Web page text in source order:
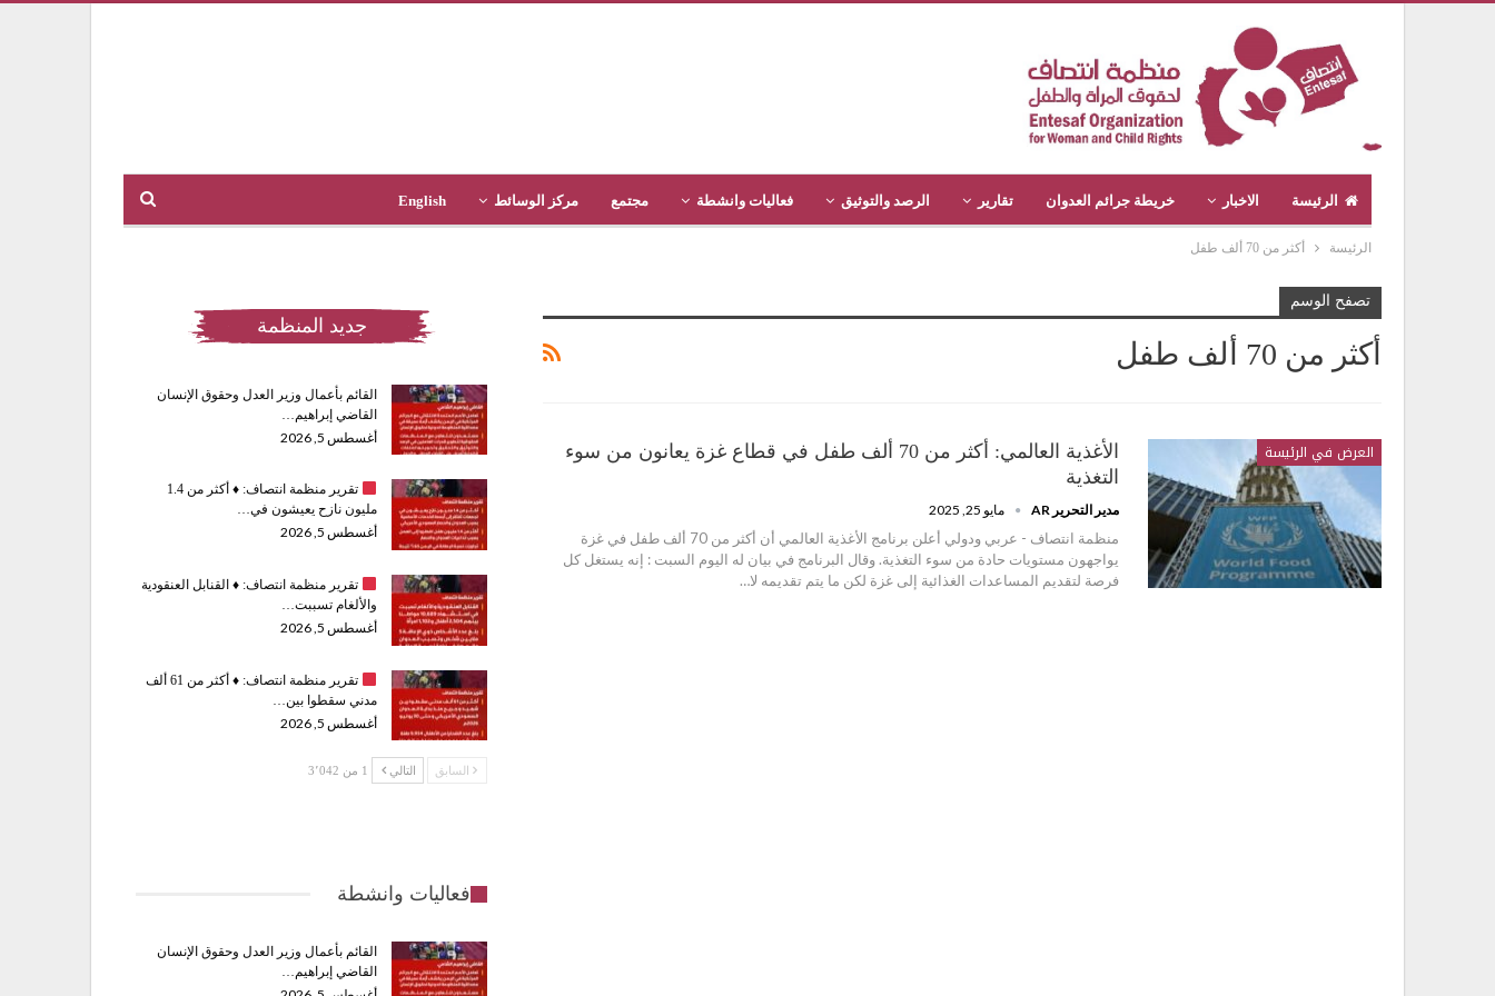
الرئيسة الاخبار خريطة جرائم العدوان تقارير الرصد والتوثيق فعاليات وانشطة مجتمع مركز الوسائط English
الرئيسة أكثر من 70 ألف طفل
تصفح الوسم
أكثر من 70 ألف طفل
العرض في الرئيسة
الأغذية العالمي: أكثر من 70 ألف طفل في قطاع غزة يعانون من سوء
التغذية
مدير التحرير AR مايو 25, 2025
منظمة انتصاف - عربي ودولي أعلن برنامج الأغذية العالمي أن أكثر من 70 ألف طفل في غزة
يواجهون مستويات حادة من سوء التغذية. وقال البرنامج في بيان له اليوم السبت : إنه يستغل كل
فرصة لتقديم المساعدات الغذائية إلى غزة لكن ما يتم تقديمه لا…
جديد المنظمة
القائم بأعمال وزير العدل وحقوق الإنسان
القاضي إبراهيم…
أغسطس 5, 2026
تقرير منظمة انتصاف: ♦️
أكثر من 1.4
مليون نازح يعيشون في…
أغسطس 5, 2026
تقرير منظمة انتصاف: ♦️القنابل العنقودية
والألغام تسببت…
أغسطس 5, 2026
تقرير منظمة انتصاف: ♦️
أكثر من 61 ألف
مدني سقطوا بين…
أغسطس 5, 2026
السابق التالي 1 من 3٬042
فعاليات وانشطة
القائم بأعمال وزير العدل وحقوق الإنسان
القاضي إبراهيم…